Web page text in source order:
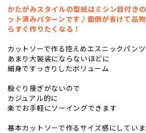
かたがみスタイルの型紙はミシン目付き
ット済みパターンです♪面倒が省けて品
らすぐ作りたくなる！
カットソーで作る控えめエスニックパンツ
あまり大袈裟にならないほどに
細身ですっきりしたボリューム
股ぐり接ぎがないので
カジュアル的に
楽でお手軽にソーイングできます
基本カットソーで作るサイズ感にしてい